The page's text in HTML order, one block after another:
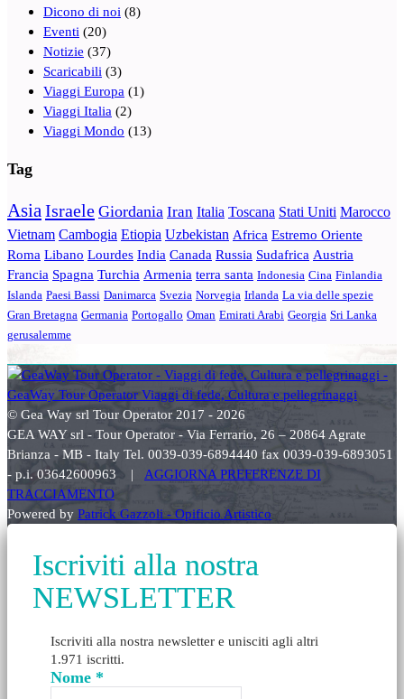
Dicono di noi (8)
Eventi (20)
Notizie (37)
Scaricabili (3)
Viaggi Europa (1)
Viaggi Italia (2)
Viaggi Mondo (13)
Tag
Asia Israele Giordania Iran Italia Toscana Stati Uniti Marocco
Vietnam Cambogia Etiopia Uzbekistan Africa Estremo Oriente
Roma Libano Lourdes India Canada Russia Sudafrica Austria
Francia Spagna Turchia Armenia terra santa Indonesia Cina Finlandia
Islanda Paesi Bassi Danimarca Svezia Norvegia Irlanda La via delle spezie
Gran Bretagna Germania Portogallo Oman Emirati Arabi Georgia Sri Lanka
gerusalemme
© Gea Way srl Tour Operator 2017 - 2026
GEA WAY srl - Tour Operator - Via Ferrario, 26 – 20864 Agrate
Brianza - MB - Italy Tel. 0039-039-6894440 fax 0039-039-6893051
- p.i. 03642600963 | AGGIORNA PREFERENZE DI
TRACCIAMENTO
Powered by Patrick Gazzoli - Opificio Artistico
Iscriviti alla nostra
NEWSLETTER
Iscriviti alla nostra newsletter e unisciti agli altri
1.971 iscritti.
Nome *